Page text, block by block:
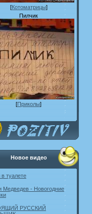
[Котоматрицы]
Пилчик
[Приколы]
Новое видео
туалете
Медведев - Новогодние
РУССКИЙ